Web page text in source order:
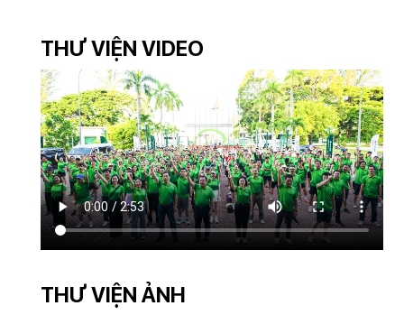
THƯ VIỆN VIDEO
THƯ VIỆN ẢNH